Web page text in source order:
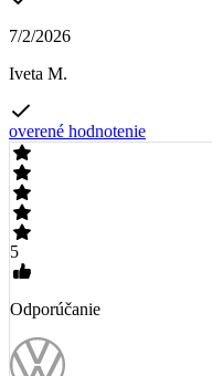
7/2/2026
Iveta M.
overené hodnotenie
5
Odporúčanie